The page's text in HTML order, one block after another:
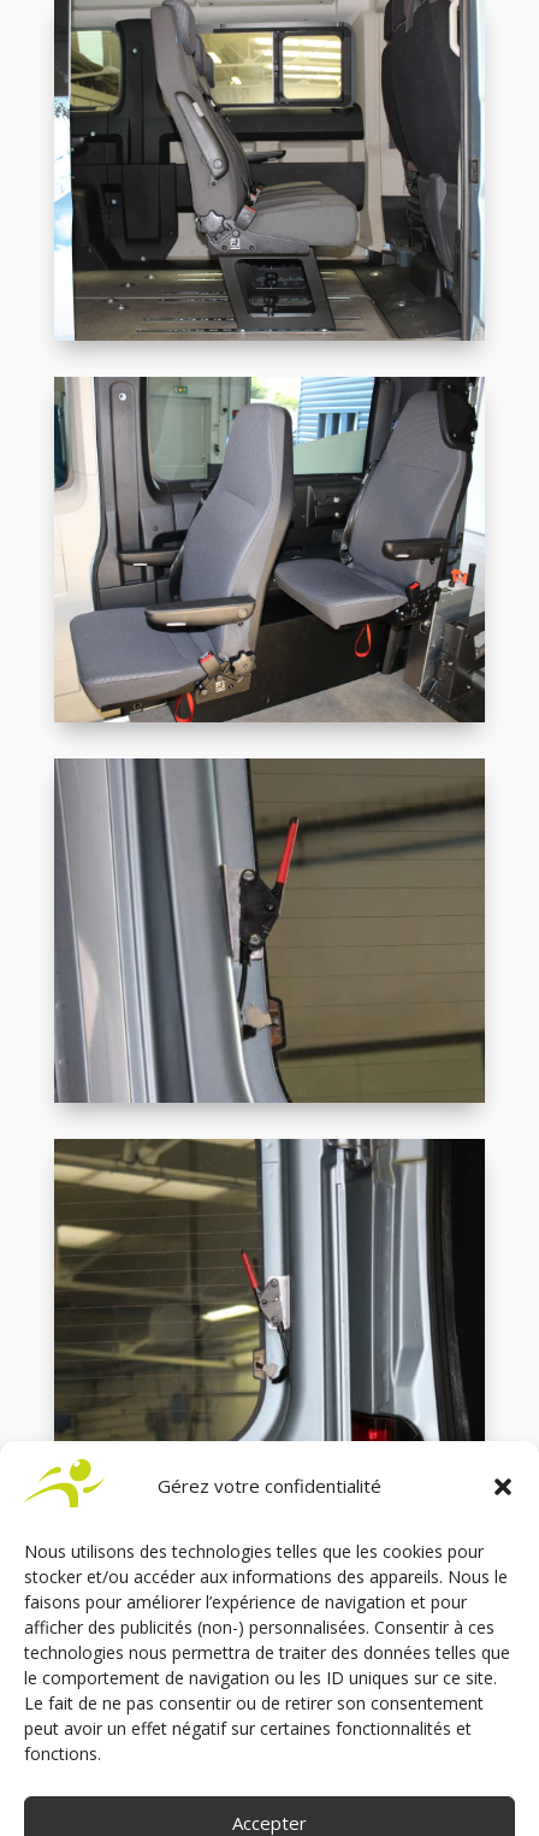
Gérez votre confidentialité
Nous utilisons des technologies telles que les cookies pour
stocker et/ou accéder aux informations des appareils. Nous le
faisons pour améliorer l’expérience de navigation et pour
afficher des publicités (non-) personnalisées. Consentir à ces
technologies nous permettra de traiter des données telles que
le comportement de navigation ou les ID uniques sur ce site.
Le fait de ne pas consentir ou de retirer son consentement
peut avoir un effet négatif sur certaines fonctionnalités et
fonctions.
Accepter